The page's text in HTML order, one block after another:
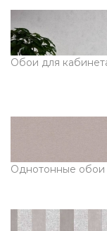
Обои для
Однотонные обои